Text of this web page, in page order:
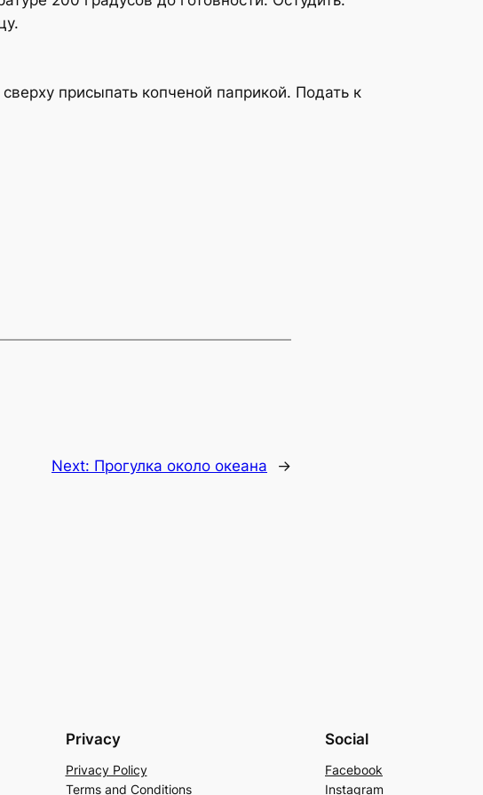
присыпать копченой паприкой. Подать к
Next: Прогулка около океана →
Privacy
Privacy Policy
Terms and Conditions
Social
Facebook
Instagram